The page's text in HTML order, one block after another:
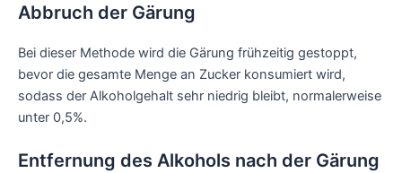
Abbruch der Gärung
Bei dieser Methode wird die Gärung frühzeitig gestoppt,
bevor die gesamte Menge an Zucker konsumiert wird,
sodass der Alkoholgehalt sehr niedrig bleibt, normalerweise
unter 0,5%.
Entfernung des Alkohols nach der Gärung